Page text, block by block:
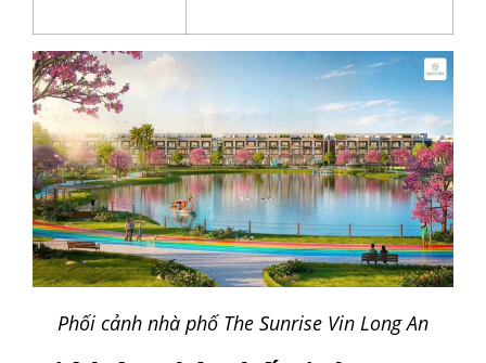
Phối cảnh nhà phố The Sunrise Vin Long An